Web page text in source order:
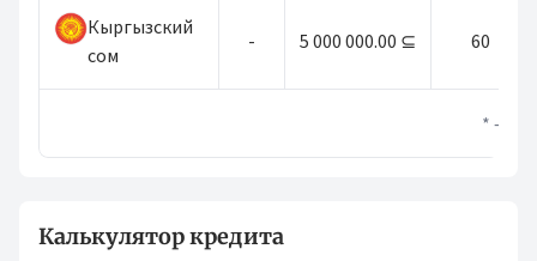
Кыргызский
сом
- 5 000 000.00 ⊆ 60
* —
Калькулятор кредита